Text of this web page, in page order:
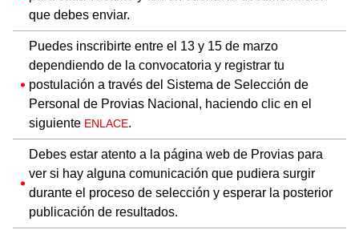
que debes enviar.
Puedes inscribirte entre el 13 y 15 de marzo
dependiendo de la convocatoria y registrar tu
postulación a través del Sistema de Selección de
Personal de Provias Nacional, haciendo clic en el
siguiente ENLACE.
Debes estar atento a la página web de Provias para
ver si hay alguna comunicación que pudiera surgir
durante el proceso de selección y esperar la posterior
publicación de resultados.